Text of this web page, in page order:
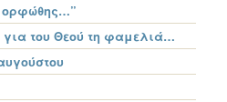
του Θεού τη φαμελιά…